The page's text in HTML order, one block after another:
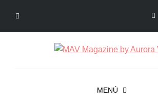
MENÚ